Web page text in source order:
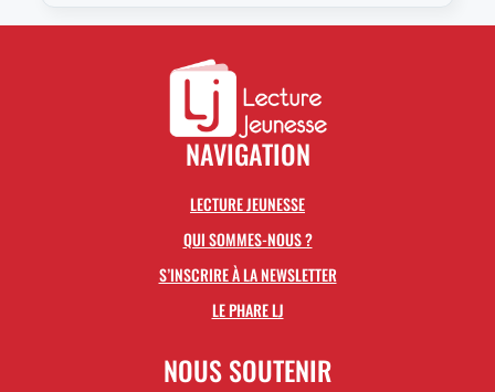
NAVIGATION
LECTURE JEUNESSE
QUI SOMMES-NOUS ?
S’INSCRIRE À LA NEWSLETTER
LE PHARE LJ
NOUS SOUTENIR